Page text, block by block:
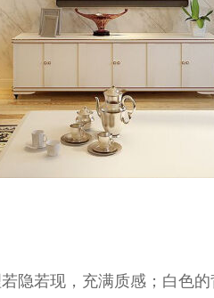
隐若现，充满质感；白色